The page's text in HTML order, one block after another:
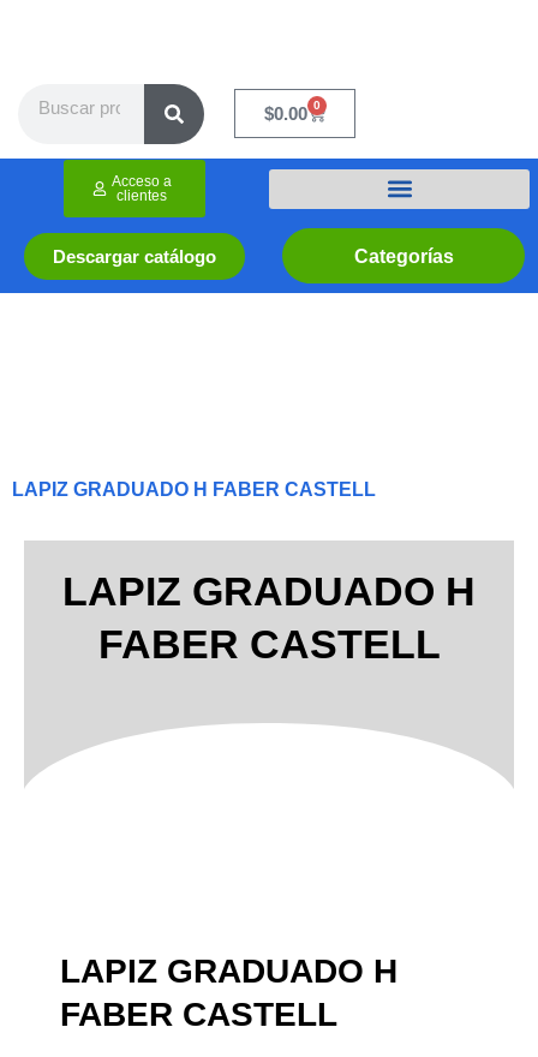
$0.00 0
Cart
Categorías
Descargar catálogo
Acceso a
clientes
LAPIZ GRADUADO H FABER CASTELL
LAPIZ GRADUADO H
FABER CASTELL
LAPIZ GRADUADO H
FABER CASTELL